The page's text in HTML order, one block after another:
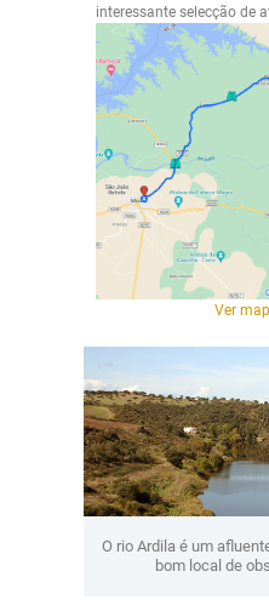
interessante selecção de
Ver
O rio Ardila é um
bom local de